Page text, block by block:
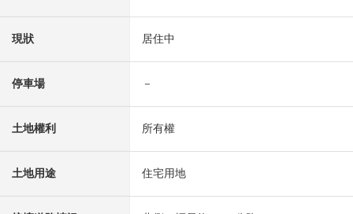
現狀 居住中
停車場 －
土地權利 所有權
土地用途 住宅用地